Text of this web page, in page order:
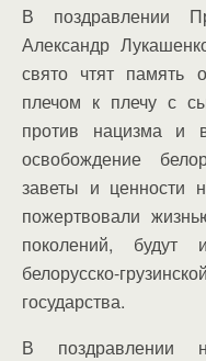
В поздравлении
Александр
свято чтят память
плечом к плечу с
против нацизма и
освобождение
заветы и ценности
пожертвовали
поколений,
белорусско-
государства.
В поздравлении